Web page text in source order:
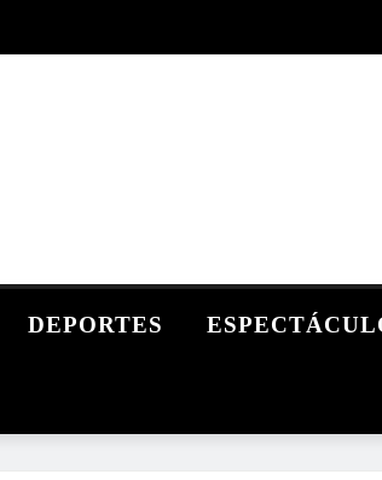
DEPORTES